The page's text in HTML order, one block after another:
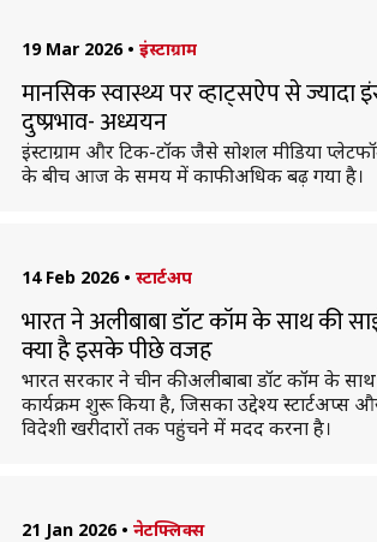
19 Mar 2026 • इंस्टाग्राम
मानसिक स्वास्थ्य पर व्हाट्सऐप से ज्यादा
दुष्प्रभाव- अध्ययन
इंस्टाग्राम और टिक-टॉक जैसे सोशल मीडिया
के बीच आज के समय में काफी अधिक बढ़ गया है।
14 Feb 2026 • स्टार्टअप
भारत ने अलीबाबा डॉट कॉम के साथ की
क्या है इसके पीछे वजह
भारत सरकार ने चीन की अलीबाबा डॉट कॉम के साथ
कार्यक्रम शुरू किया है, जिसका उद्देश्य स्टार्टअप्स
विदेशी खरीदारों तक पहुंचने में मदद करना है।
21 Jan 2026 • नेटफ्लिक्स